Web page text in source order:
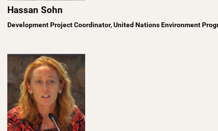
Hassan Sohn
Development Project Coordinator, United Nations Environment